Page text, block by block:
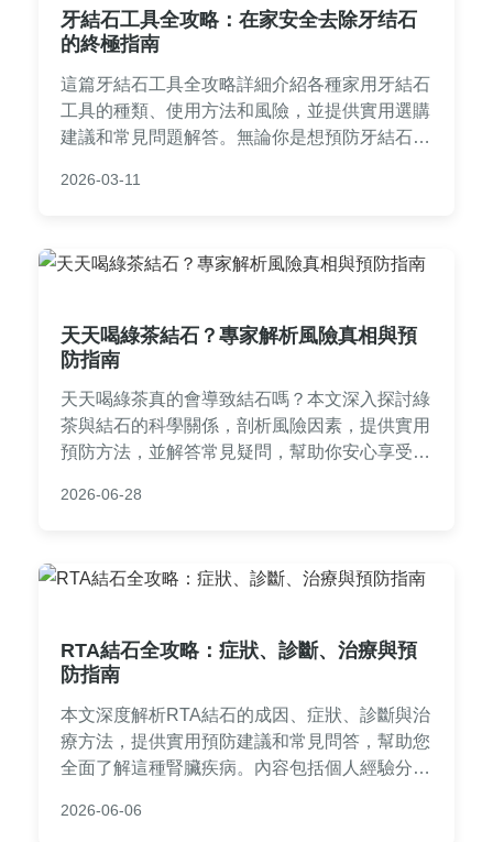
牙結石工具全攻略：在家安全去除牙结石
的終極指南
這篇牙結石工具全攻略詳細介紹各種家用牙結石
工具的種類、使用方法和風險，並提供實用選購
建議和常見問題解答。無論你是想預防牙結石還
答案，幫助你維護口腔健康。
2026-03-11
天天喝綠茶結石？專家解析風險真相與預
防指南
天天喝綠茶真的會導致結石嗎？本文深入探討綠
茶與結石的科學關係，剖析風險因素，提供實用
預防方法，並解答常見疑問，幫助你安心享受綠
2026-06-28
RTA結石全攻略：症狀、診斷、治療與預
防指南
本文深度解析RTA結石的成因、症狀、診斷與治
療方法，提供實用預防建議和常見問答，幫助您
全面了解這種腎臟疾病。內容包括個人經驗分
有關心腎臟健康的讀者。
2026-06-06